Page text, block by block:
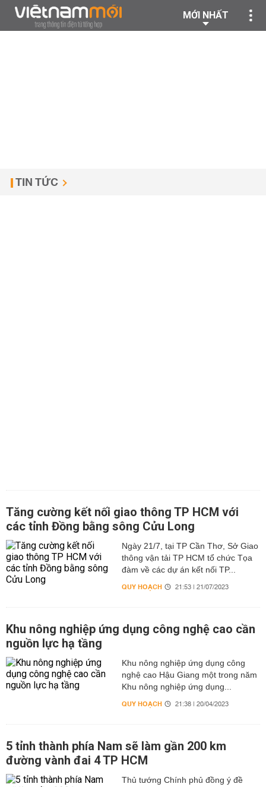
MỚI NHẤT
TIN TỨC
Tăng cường kết nối giao thông TP HCM với
các tỉnh Đồng bằng sông Cửu Long
Ngày 21/7, tại TP Cần Thơ, Sở Giao
thông vận tải TP HCM tổ chức Tọa
đàm về các dự án kết nối TP...
QUY HOẠCH 21:53 | 21/07/2023
Khu nông nghiệp ứng dụng công nghệ cao cần
nguồn lực hạ tầng
Khu nông nghiệp ứng dụng công
nghệ cao Hậu Giang một trong năm
Khu nông nghiệp ứng dụng...
QUY HOẠCH 21:38 | 20/04/2023
5 tỉnh thành phía Nam sẽ làm gần 200 km
đường vành đai 4 TP HCM
Thủ tướng Chính phủ đồng ý đề